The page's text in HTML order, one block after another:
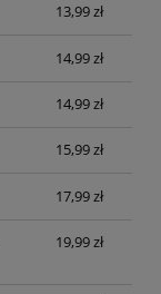
13,99 zł
14,99 zł
14,99 zł
15,99 zł
17,99 zł
19,99 zł